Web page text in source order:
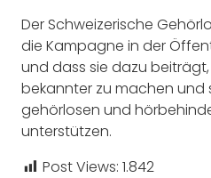
Der Schweizerische
die Kampagne in der
und dass sie dazu
bekannter zu machen und
gehörlosen und
unterstützen.
Post Views: 1.842